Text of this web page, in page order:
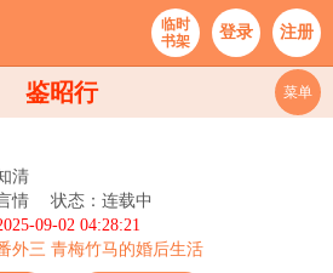
临时
书架
登录 注册
鉴昭行 菜单
清
情
状态：连载中
09-02 04:28:21
外三 青梅竹马的婚后生活